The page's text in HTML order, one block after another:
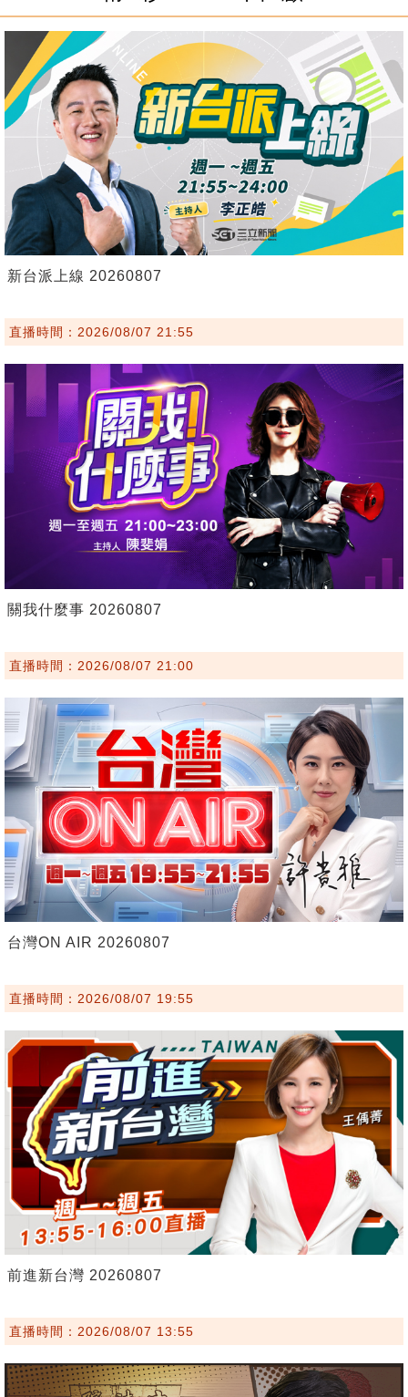
新台派上線 20260807
直播時間：2026/08/07 21:55
關我什麼事 20260807
直播時間：2026/08/07 21:00
台灣ON AIR 20260807
直播時間：2026/08/07 19:55
前進新台灣 20260807
直播時間：2026/08/07 13:55